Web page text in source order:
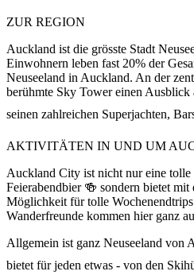
ZUR REGION
Auckland ist die grösste Stadt
Einwohnern leben fast 20% der
Neuseeland in Auckland. An der
berühmte Sky Tower einen
seinen zahlreichen Superjachten,
AKTIVITÄTEN IN UND UM
Auckland City ist nicht nur eine tolle
Feierabendbier 🍻 sondern bietet mit
Möglichkeit für tolle
Wanderfreunde kommen hier ganz
Allgemein ist ganz Neuseeland von
bietet für jeden etwas - von den